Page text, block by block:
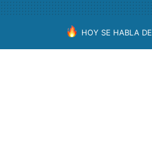
HOY SE HABLA DE